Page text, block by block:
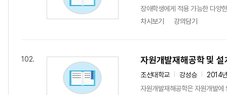
장애학생에게 적용 가능한 다양
차시보기
강의담기
102. 자원개발재해공학 및 설
조선대학교 강성승
2014
자원개발재해공학은 자원개발